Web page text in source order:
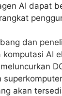
AI dapat
dan
AI
akan